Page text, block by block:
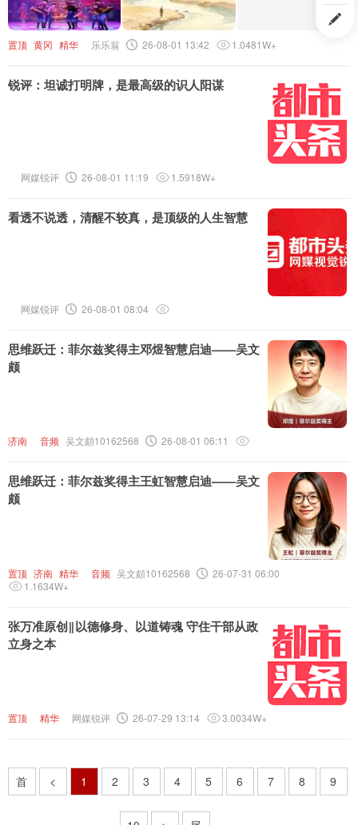
置顶 黄冈 精华 乐乐翁 26-08-01 13:42 1.0481W+
锐评：坦诚打明牌，是最高级的识人阳谋
网媒锐评 26-08-01 11:19 1.5918W+
看透不说透，清醒不较真，是顶级的人生智慧
网媒锐评 26-08-01 08:04
思维跃迁：菲尔兹奖得主邓煜智慧启迪——吴文
颇
济南 音频 吴文頗10162568 26-08-01 06:11
思维跃迁：菲尔兹奖得主王虹智慧启迪——吴文
颇
置顶 济南 精华 音频 吴文頗10162568
26-07-31 06:00
1.1634W+
张万准原创‖以德修身、以道铸魂 守住干部从政
立身之本
置顶 精华 网媒锐评 26-07-29 13:14 3.0034W+
首 < 1 2 3 4 5 6 7 8 9
